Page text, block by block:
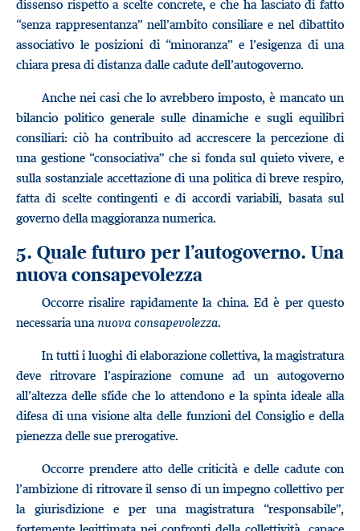
dissenso rispetto a scelte concrete, e che ha lasciato di fatto
“senza rappresentanza” nell’ambito consiliare e nel dibattito
associativo le posizioni di “minoranza” e l’esigenza di una
chiara presa di distanza dalle cadute dell’autogoverno.
Anche nei casi che lo avrebbero imposto, è mancato un
bilancio politico generale sulle dinamiche e sugli equilibri
consiliari: ciò ha contribuito ad accrescere la percezione di
una gestione “consociativa” che si fonda sul quieto vivere, e
sulla sostanziale accettazione di una politica di breve respiro,
fatta di scelte contingenti e di accordi variabili, basata sul
governo della maggioranza numerica.
5. Quale futuro per l’autogoverno. Una
nuova consapevolezza
Occorre risalire rapidamente la china. Ed è per questo
necessaria unanuova consapevolezza.
In tutti i luoghi di elaborazione collettiva, la magistratura
deve ritrovare l’aspirazione comune ad un autogoverno
all’altezza delle sfide che lo attendono e la spinta ideale alla
difesa di una visione alta delle funzioni del Consiglio e della
pienezza delle sue prerogative.
Occorre prendere atto delle criticità e delle cadute con
l’ambizione di ritrovare il senso di un impegno collettivo per
la giurisdizione e per una magistratura “responsabile”,